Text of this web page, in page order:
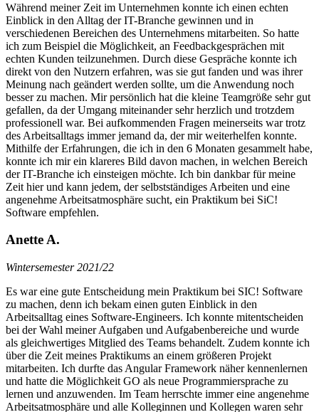
Während meiner Zeit im Unternehmen konnte ich einen echten
Einblick in den Alltag der IT-Branche gewinnen und in
verschiedenen Bereichen des Unternehmens mitarbeiten. So hatte
ich zum Beispiel die Möglichkeit, an Feedbackgesprächen mit
echten Kunden teilzunehmen. Durch diese Gespräche konnte ich
direkt von den Nutzern erfahren, was sie gut fanden und was ihrer
Meinung nach geändert werden sollte, um die Anwendung noch
besser zu machen. Mir persönlich hat die kleine Teamgröße sehr gut
gefallen, da der Umgang miteinander sehr herzlich und trotzdem
professionell war. Bei aufkommenden Fragen meinerseits war trotz
des Arbeitsalltags immer jemand da, der mir weiterhelfen konnte.
Mithilfe der Erfahrungen, die ich in den 6 Monaten gesammelt habe,
konnte ich mir ein klareres Bild davon machen, in welchen Bereich
der IT-Branche ich einsteigen möchte. Ich bin dankbar für meine
Zeit hier und kann jedem, der selbstständiges Arbeiten und eine
angenehme Arbeitsatmosphäre sucht, ein Praktikum bei SiC!
Software empfehlen.
Anette A.
Wintersemester 2021/22
Es war eine gute Entscheidung mein Praktikum bei SIC! Software
zu machen, denn ich bekam einen guten Einblick in den
Arbeitsalltag eines Software-Engineers. Ich konnte mitentscheiden
bei der Wahl meiner Aufgaben und Aufgabenbereiche und wurde
als gleichwertiges Mitglied des Teams behandelt. Zudem konnte ich
über die Zeit meines Praktikums an einem größeren Projekt
mitarbeiten. Ich durfte das Angular Framework näher kennenlernen
und hatte die Möglichkeit GO als neue Programmiersprache zu
lernen und anzuwenden. Im Team herrschte immer eine angenehme
Arbeitsatmosphäre und alle Kolleginnen und Kollegen waren sehr